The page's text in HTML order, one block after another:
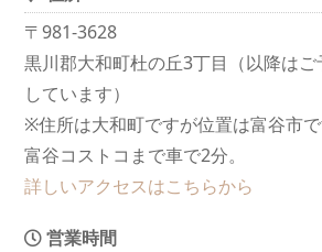
〒981-3628
黒川郡大和町杜の丘3丁目（以降はご
しています）
※住所は大和町ですが位置は富谷市で
富谷コストコまで車で2分。
詳しいアクセスはこちらから
営業時間